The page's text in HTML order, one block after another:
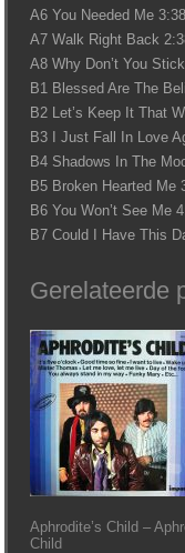
A6 You Needed Me 3:38
A7 Walk Right Back
A8 Why Don’t You
B1 Blessed Are The
B2 Let’s Keep It That
B3 I Just Fall In Love
B4 Shadows In The
B5 Broken Hearted Me
B6 You Won’t See Me
B7 Could I Have This
Gerelateerde
Aphrodite’s Child –
Child